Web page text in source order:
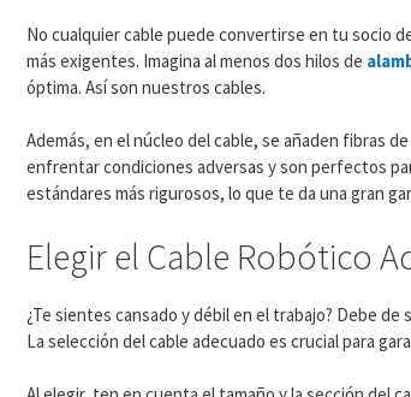
No cualquier cable puede convertirse en tu socio
más exigentes. Imagina al menos dos hilos de
óptima. Así son nuestros cables.
Además, en el núcleo del cable, se añaden fibras
enfrentar condiciones adversas y son perfectos
estándares más rigurosos, lo que te da una gran
Elegir el Cable Robótico
¿Te sientes cansado y débil en el trabajo? Debe
La selección del cable adecuado es crucial para